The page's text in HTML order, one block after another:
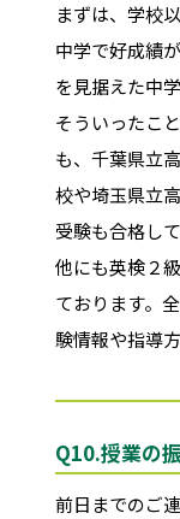
まずは、学校
中学で好成績
を見据えた中
そういったこ
も、千葉県立
校や埼玉県立
受験も合格し
他にも英検２
ております。
験情報や指導
Q10.授業の
前日までのご